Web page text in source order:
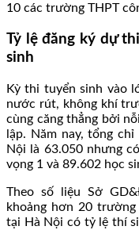
10 các trường THPT
Tỷ lệ đăng ký dự
sinh
Kỳ thi tuyển sinh vào
nước rút, không khí
cùng căng thẳng bởi
lập. Năm nay, tổng
Nội là 63.050 nhưng
vọng 1 và 89.602 học
Theo số liệu Sở
khoảng hơn 20
tại Hà Nội có tỷ lệ thí